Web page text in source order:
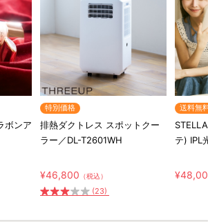
ボンア
特別価格
排熱ダクトレス スポットクー
ラー／DL-T2601WH
¥46,800 （税込）
(23)
送料無
テ) IPL